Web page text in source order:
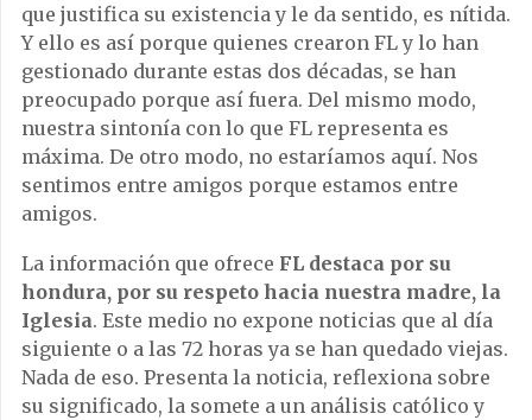
que justifica su existencia y le da sentido, es nítida.
Y ello es así porque quienes crearon FL y lo han
gestionado durante estas dos décadas, se han
preocupado porque así fuera. Del mismo modo,
nuestra sintonía con lo que FL representa es
máxima. De otro modo, no estaríamos aquí. Nos
sentimos entre amigos porque estamos entre
amigos.
La información que ofrece FL destaca por su
hondura, por su respeto hacia nuestra madre, la
Iglesia. Este medio no expone noticias que al día
siguiente o a las 72 horas ya se han quedado viejas.
Nada de eso. Presenta la noticia, reflexiona sobre
su significado, la somete a un análisis católico y